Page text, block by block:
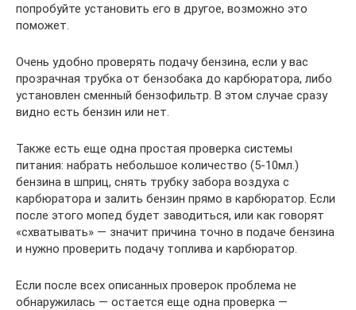
попробуйте установить его в другое, возможно это
поможет.
Очень удобно проверять подачу бензина, если у вас
прозрачная трубка от бензобака до карбюратора, либо
установлен сменный бензофильтр. В этом случае сразу
видно есть бензин или нет.
Также есть еще одна простая проверка системы
питания: набрать небольшое количество (5-10мл.)
бензина в шприц, снять трубку забора воздуха с
карбюратора и залить бензин прямо в карбюратор. Если
после этого мопед будет заводиться, или как говорят
«схватывать» — значит причина точно в подаче бензина
и нужно проверить подачу топлива и карбюратор.
Если после всех описанных проверок проблема не
обнаружилась — остается еще одна проверка —